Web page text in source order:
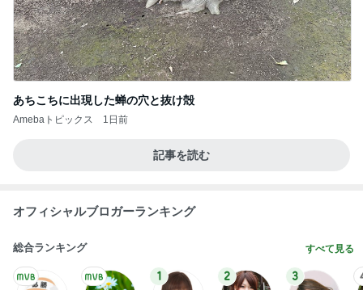
あちこちに出現した蝉の穴と抜け殻
Amebaトピックス 1日前
記事を読む
オフィシャルブロガーランキング
総合ランキング すべて見る
1 2 3